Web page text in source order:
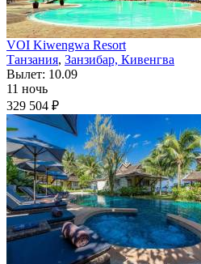
VOI Kiwengwa Resort
Танзания, Занзибар, Кивенгва
Вылет: 10.09
11 ночь
329 504 ₽